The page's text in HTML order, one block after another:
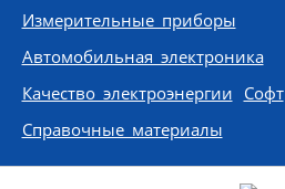
Измерительные приборы
Автомобильная электроника
Качество электроэнергии Софт
Справочные материалы